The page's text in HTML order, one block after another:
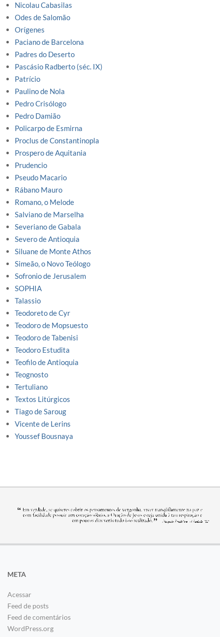
Nicolau Cabasilas
Odes de Salomão
Orígenes
Paciano de Barcelona
Padres do Deserto
Pascásio Radberto (séc. IX)
Patrício
Paulino de Nola
Pedro Crisólogo
Pedro Damião
Policarpo de Esmirna
Proclus de Constantinopla
Prospero de Aquitania
Prudencio
Pseudo Macario
Rábano Mauro
Romano, o Melode
Salviano de Marselha
Severiano de Gabala
Severo de Antioquia
Siluane de Monte Athos
Simeão, o Novo Teólogo
Sofronio de Jerusalem
SOPHIA
Talassio
Teodoreto de Cyr
Teodoro de Mopsuesto
Teodoro de Tabenisi
Teodoro Estudita
Teofilo de Antioquia
Teognosto
Tertuliano
Textos Litúrgicos
Tiago de Saroug
Vicente de Lerins
Youssef Bousnaya
META
Acessar
Feed de posts
Feed de comentários
WordPress.org